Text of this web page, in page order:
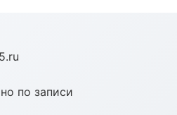
по записи